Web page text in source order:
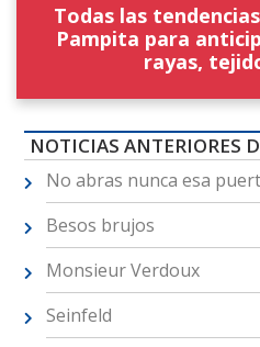
Todas las
Pampita para
rayas,
NOTICIAS ANTERIORES
No abras nunca esa
Besos brujos
Monsieur Verdoux
Seinfeld